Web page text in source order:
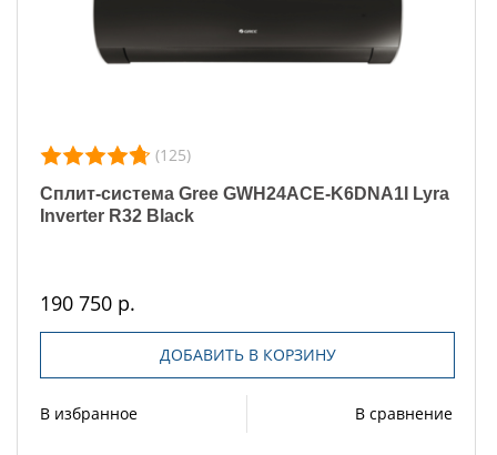
(125)
Сплит-система Gree GWH24ACE-K6DNA1I Lyra
Inverter R32 Black
190 750 р.
ДОБАВИТЬ В КОРЗИНУ
В избранное В сравнение